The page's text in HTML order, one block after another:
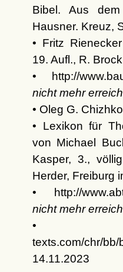
Bibel. Aus
Hausner. Kreuz,
• Fritz
19. Aufl., R.
• http://
nicht mehr
• Oleg G.
• Lexikon für
von Michael
Kasper, 3.,
Herder, Freiburg
• http://
nicht mehr
•
texts.com/chr/
14.11.2023